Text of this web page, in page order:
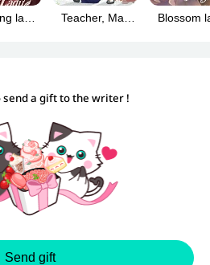
lady
Teacher, May
Blossom
a gift to the writer !
Send gift